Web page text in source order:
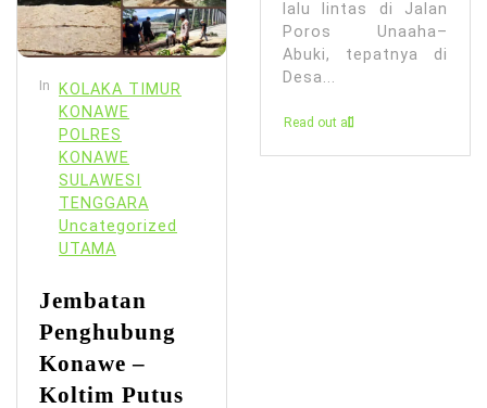
In
KOLAKA TIMUR
KONAWE
POLRES
KONAWE
SULAWESI
TENGGARA
Uncategorized
UTAMA
Jembatan
Penghubung
Konawe –
Koltim Putus
lalu lintas di Jalan
Poros Unaaha–
Abuki, tepatnya di
Desa...
Read out all